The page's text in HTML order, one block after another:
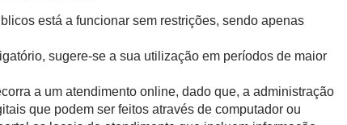
está a funcionar sem restrições, sendo apenas
sugere-se a sua utilização em períodos de maior
a um atendimento online, dado que, a administração
que podem ser feitos através de computador ou